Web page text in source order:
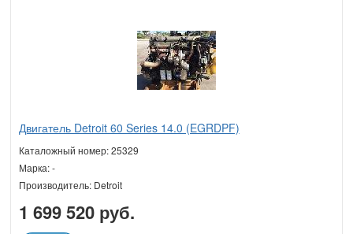
Двигатель Detroit 60 Series 14.0 (EGRDPF)
Каталожный номер: 25329
Марка: -
Производитель: Detroit
1 699 520 руб.